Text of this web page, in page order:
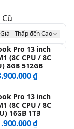
Giá - Thấp đến Cao
Pro 13 inch
(8C CPU / 8C
8GB 512GB
₫
Pro 13 inch
(8C CPU / 8C
16GB 1TB
₫